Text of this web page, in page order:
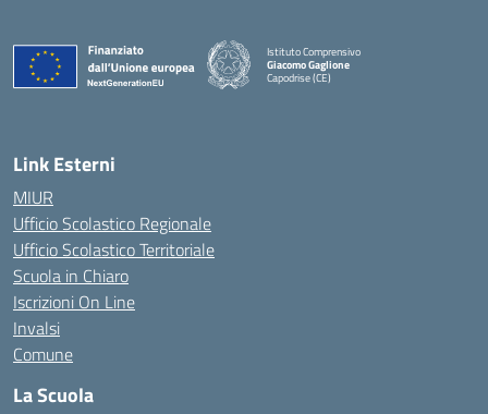
Istituto Comprensivo
Giacomo Gaglione
Capodrise (CE)
— Visita la pagina iniziale della scuola
Link Esterni
MIUR
Ufficio Scolastico Regionale
Ufficio Scolastico Territoriale
Scuola in Chiaro
Iscrizioni On Line
Invalsi
Comune
La Scuola